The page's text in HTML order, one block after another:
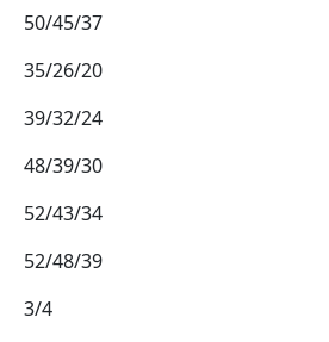
50/45/37
35/26/20
39/32/24
48/39/30
52/43/34
52/48/39
3/4